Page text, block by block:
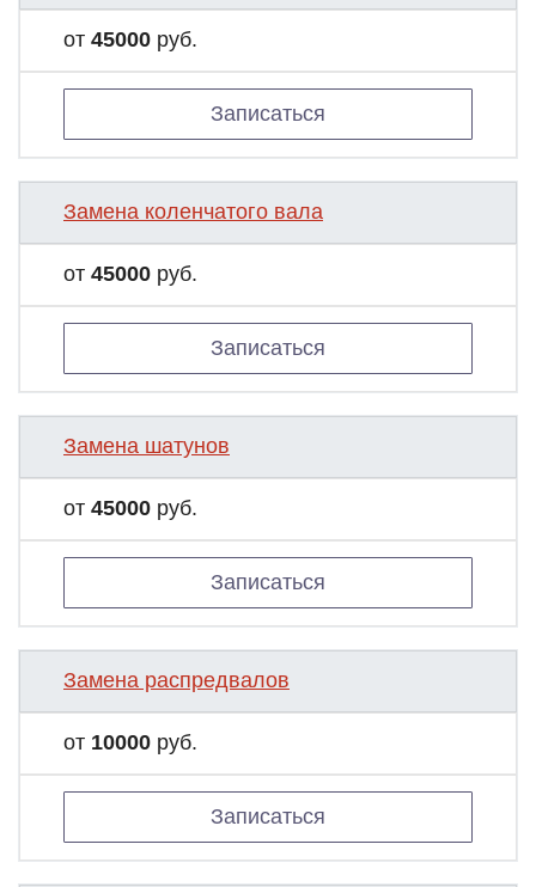
от 45000 руб.
Записаться
Замена коленчатого вала
от 45000 руб.
Записаться
Замена шатунов
от 45000 руб.
Записаться
Замена распредвалов
от 10000 руб.
Записаться